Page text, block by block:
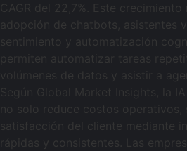
CAGR del 22,7%. Este crecimiento
adopción de chatbots, asistentes
sentimiento y automatización
permiten automatizar tareas
volúmenes de datos y asistir a
Según Global Market Insights, la
no solo reduce costos operativos,
satisfacción del cliente mediante
rápidas y consistentes. Las